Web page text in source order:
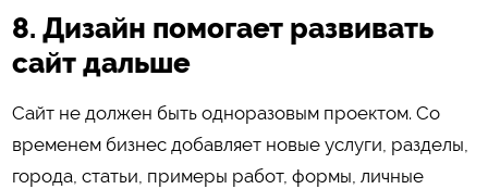
8. Дизайн помогает развивать
сайт дальше
Сайт не должен быть одноразовым проектом. Со
временем бизнес добавляет новые услуги, разделы,
города, статьи, примеры работ, формы, личные